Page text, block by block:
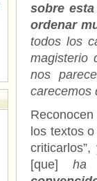
sobre
ordenar
todos los
magisterio
nos
carecemos
los textos
[que] ha